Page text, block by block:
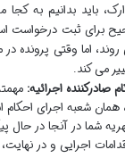
باید بدانیم به کجا
برای ثبت درخواست
روند، اما وقتی پرونده
می کند.
صادرکننده اجرائیه:
همان شعبه اجرای احکام
شما در آنجا در حال
اجرایی و در